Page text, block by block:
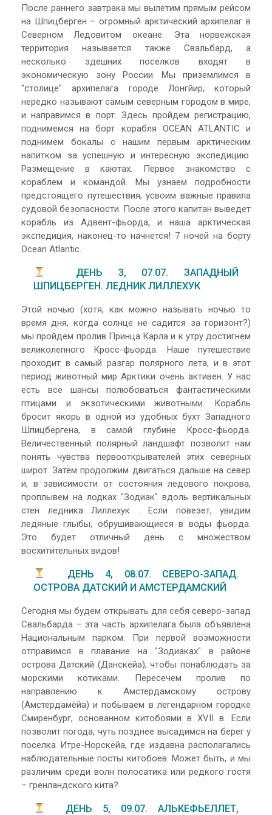
После раннего завтрака мы вылетим прямым рейсом
на Шпицберген – огромный арктический архипелаг в
Северном Ледовитом океане. Эта норвежская
территория называется также Свальбард, а
несколько здешних поселков входят в
экономическую зону России. Мы приземлимся в
"столице" архипелага городе Лонгйир, который
нередко называют самым северным городом в мире,
и направимся в порт. Здесь пройдем регистрацию,
поднимемся на борт корабля OCEAN ATLANTIC и
поднимем бокалы с нашим первым арктическим
напитком за успешную и интересную экспедицию.
Размещение в каютах. Первое знакомство с
кораблем и командой. Мы узнаем подробности
предстоящего путешествия, усвоим важные правила
судовой безопасности. После этого капитан выведет
корабль из Адвент-фьорда, и наша арктическая
экспедиция, наконец-то начнется! 7 ночей на борту
Ocean Atlantic.
ДЕНЬ 3, 07.07. ЗАПАДНЫЙ
ШПИЦБЕРГЕН. ЛЕДНИК ЛИЛЛЕХУК
Этой ночью (хотя, как можно называть ночью то
время дня, когда солнце не садится за горизонт?)
мы пройдем пролив Принца Карла и к утру достигнем
великолепного Кросс-фьорда. Наше путешествие
проходит в самый разгар полярного лета, и в этот
период животный мир Арктики очень активен. У нас
есть все шансы полюбоваться фантастическими
птицами и экзотическими животными. Корабль
бросит якорь в одной из удобных бухт Западного
Шпицбергена, в самой глубине Кросс-фьорда.
Величественный полярный ландшафт позволит нам
понять чувства первооткрывателей этих северных
широт. Затем продолжим двигаться дальше на север
и, в зависимости от состояния ледового покрова,
проплывем на лодках "Зодиак" вдоль вертикальных
стен ледника Лиллехук . Если повезет, увидим
ледяные глыбы, обрушивающиеся в воды фьорда.
Это будет отличный день с множеством
восхитительных видов!
ДЕНЬ 4, 08.07. СЕВЕРО-ЗАПАД.
ОСТРОВА ДАТСКИЙ И АМСТЕРДАМСКИЙ
Сегодня мы будем открывать для себя северо-запад
Свальбарда – эта часть архипелага была объявлена
Национальным парком. При первой возможности
отправимся в плавание на "Зодиаках" в районе
острова Датский (Данскёйа), чтобы понаблюдать за
морскими котиками. Пересечем пролив по
направлению к Амстердамскому острову
(Амстердамёйа) и побываем в легендарном городке
Смиренбург, основанном китобоями в XVII в. Если
позволит погода, чуть позднее высадимся на берег у
поселка Итре-Норскёйа, где издавна располагались
наблюдательные посты китобоев. Может быть, и мы
различим среди волн полосатика или редкого гостя
– гренландского кита?
ДЕНЬ 5, 09.07. АЛЬКЕФЬЕЛЛЕТ,